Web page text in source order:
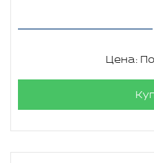
Цена: